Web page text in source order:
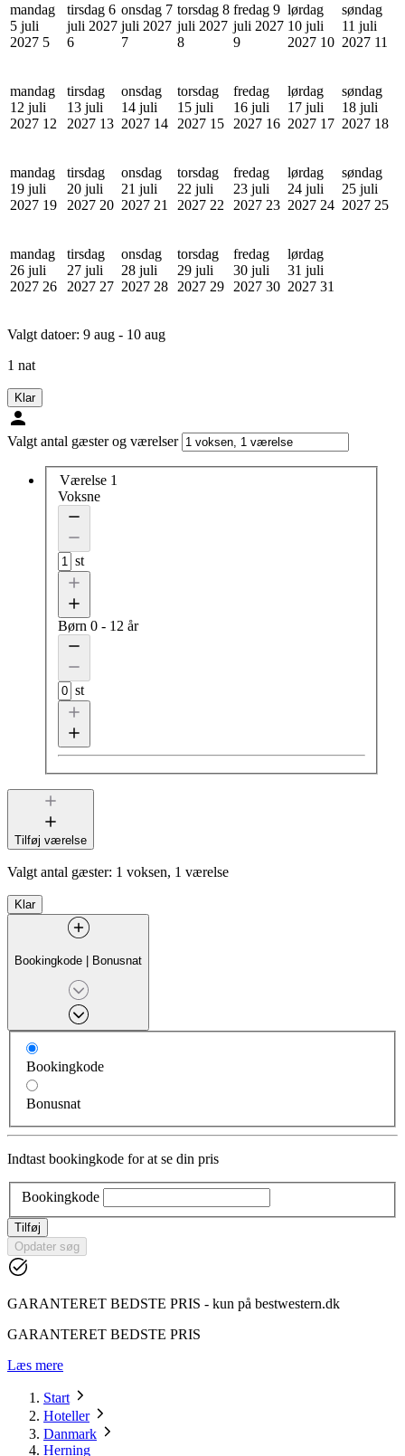
mandag
5 juli
2027 5
tirsdag 6
juli 2027
6
onsdag 7
juli 2027
7
torsdag 8
juli 2027
8
fredag 9
juli 2027
9
lørdag
10 juli
2027 10
søndag
11 juli
2027 11
mandag
12 juli
2027 12
tirsdag
13 juli
2027 13
onsdag
14 juli
2027 14
torsdag
15 juli
2027 15
fredag
16 juli
2027 16
lørdag
17 juli
2027 17
søndag
18 juli
2027 18
mandag
19 juli
2027 19
tirsdag
20 juli
2027 20
onsdag
21 juli
2027 21
torsdag
22 juli
2027 22
fredag
23 juli
2027 23
lørdag
24 juli
2027 24
søndag
25 juli
2027 25
mandag
26 juli
2027 26
tirsdag
27 juli
2027 27
onsdag
28 juli
2027 28
torsdag
29 juli
2027 29
fredag
30 juli
2027 30
lørdag
31 juli
2027 31
Valgt datoer: 9 aug - 10 aug
1 nat
Klar
Valgt antal gæster og værelser
Værelse 1
Voksne
st
Børn 0 - 12 år
st
Tilføj værelse
Valgt antal gæster: 1 voksen, 1 værelse
Klar
Bookingkode | Bonusnat
Bookingkode
Bonusnat
Indtast bookingkode for at se din pris
Bookingkode
Tilføj
Opdater søg
GARANTERET BEDSTE PRIS - kun på bestwestern.dk
GARANTERET BEDSTE PRIS
Læs mere
Start
Hoteller
Danmark
Herning